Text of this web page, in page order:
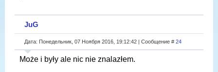
JuG
Дата: Понедельник, 07 Ноября 2016, 19:12:42 | Сообщение # 24
Może i były ale nic nie znalazłem.